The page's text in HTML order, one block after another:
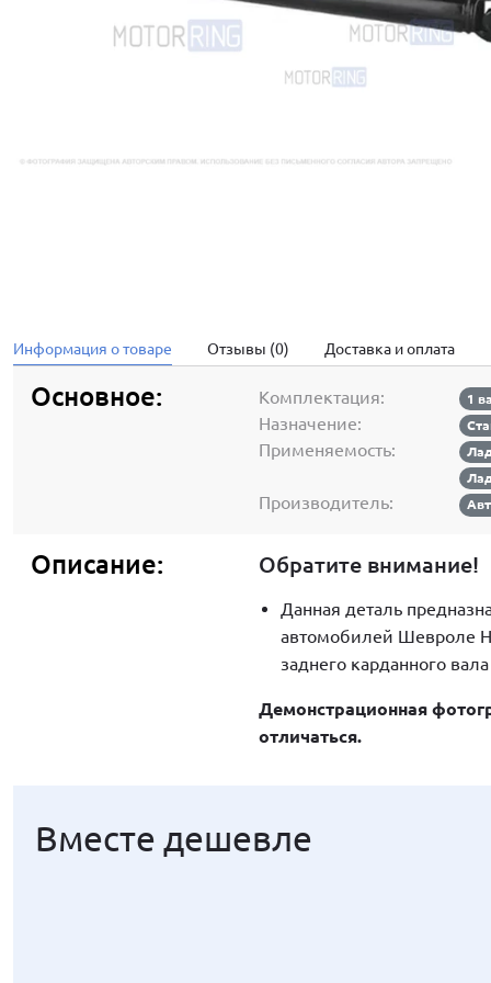
Информация о товаре Отзывы (0) Доставка и оплата
Основное: Комплектация: 1
Назначение:
Применяемость:
Производитель:
Описание: Обратите внимание!
Данная деталь
автомобилей Шевроле
заднего карданного
Демонстрационная
отличаться.
Вместе дешевле
Вместе дешевле
Вместе дешевле
Вместе дешевле
Вместе дешевле
Вместе дешевле